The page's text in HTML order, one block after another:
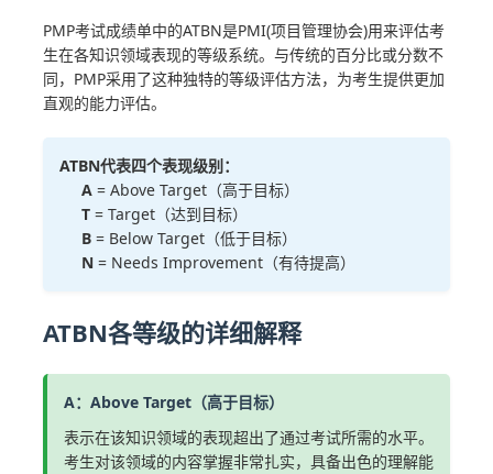
PMP考试成绩单中的ATBN是PMI(项目管理协会)用来评估考
生在各知识领域表现的等级系统。与传统的百分比或分数不
同，PMP采用了这种独特的等级评估方法，为考生提供更加
直观的能力评估。
ATBN代表四个表现级别：
A= Above Target（高于目标）
T= Target（达到目标）
B= Below Target（低于目标）
N= Needs Improvement（有待提高）
ATBN各等级的详细解释
A：Above Target（高于目标）
表示在该知识领域的表现超出了通过考试所需的水平。
考生对该领域的内容掌握非常扎实，具备出色的理解能